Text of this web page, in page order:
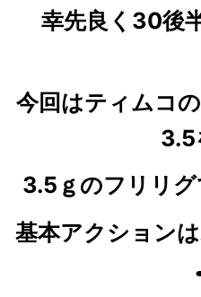
幸先良く30後
今回はティムコ
3.5
3.5ｇのフリリグ
基本アクション